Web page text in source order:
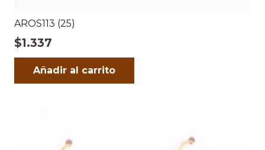
AROS113 (25)
$1.337
Añadir al carrito